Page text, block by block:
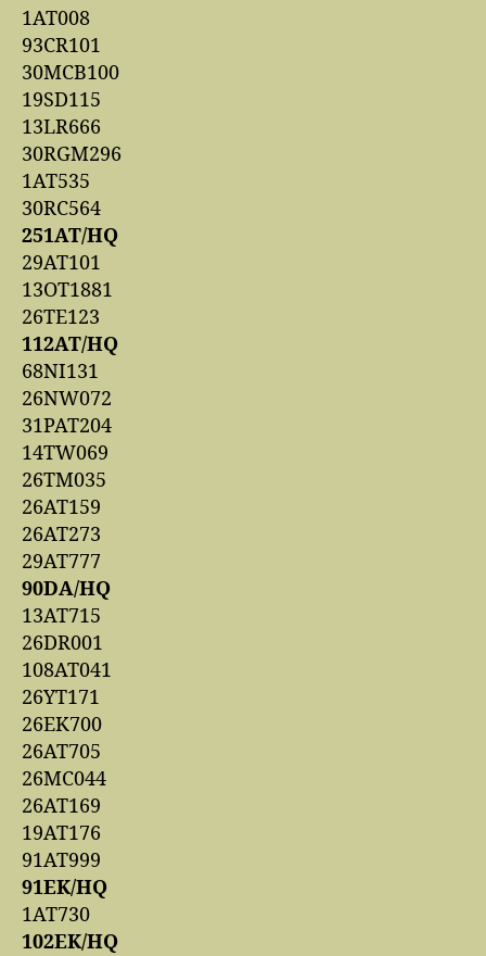
1AT008
93CR101
30MCB100
19SD115
13LR666
30RGM296
1AT535
30RC564
251AT/HQ
29AT101
13OT1881
26TE123
112AT/HQ
68NI131
26NW072
31PAT204
14TW069
26TM035
26AT159
26AT273
29AT777
90DA/HQ
13AT715
26DR001
108AT041
26YT171
26EK700
26AT705
26MC044
26AT169
19AT176
91AT999
91EK/HQ
1AT730
102EK/HQ